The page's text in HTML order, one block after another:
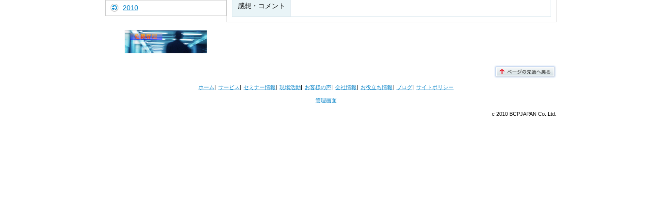
感想・コメント
2010
ホーム サービス セミナー情報 現場活動 お客様の声 会社情報 お役立ち情報 ブログ サイトポリシー
管理画面
c 2010 BCPJAPAN Co.,Ltd.